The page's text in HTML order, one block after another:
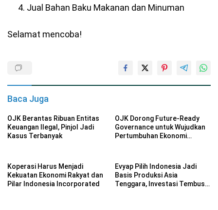
Jual Bahan Baku Makanan dan Minuman
Selamat mencoba!
Baca Juga
OJK Berantas Ribuan Entitas
Keuangan Ilegal, Pinjol Jadi
Kasus Terbanyak
OJK Dorong Future-Ready
Governance untuk Wujudkan
Pertumbuhan Ekonomi
Koperasi Harus Menjadi
Kekuatan Ekonomi Rakyat dan
Pilar Indonesia Incorporated
Evyap Pilih Indonesia Jadi
Basis Produksi Asia
Tenggara, Investasi Tembus